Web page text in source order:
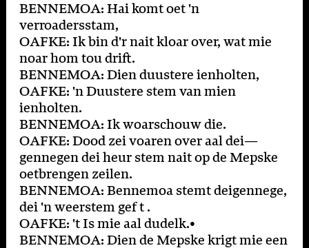
BENNEMOA: Hai komt oet 'n
verroadersstam,
OAFKE: Ik bin d'r nait kloar over, wat mie
noar hom tou drift.
BENNEMOA: Dien duustere ienholten,
OAFKE: 'n Duustere stem van mien
ienholten.
BENNEMOA: Ik woarschouw die.
OAFKE: Dood zei voaren over aal dei—
gennegen dei heur stem nait op de Mepske
oetbrengen zeilen.
BENNEMOA: Bennemoa stemt deigennege,
dei 'n weerstem gef t .
OAFKE: 't Is mie aal dudelk.•
BENNEMOA: Dien de Mepske krigt mie een